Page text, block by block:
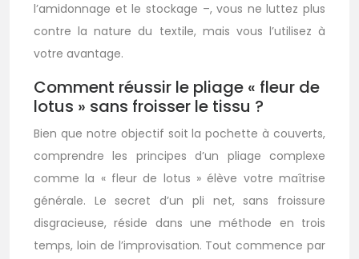
l’amidonnage et le stockage –, vous ne luttez plus
contre la nature du textile, mais vous l’utilisez à
votre avantage.
Comment réussir le pliage « fleur de
lotus » sans froisser le tissu ?
Bien que notre objectif soit la pochette à couverts,
comprendre les principes d’un pliage complexe
comme la « fleur de lotus » élève votre maîtrise
générale. Le secret d’un pli net, sans froissure
disgracieuse, réside dans une méthode en trois
temps, loin de l’improvisation. Tout commence par